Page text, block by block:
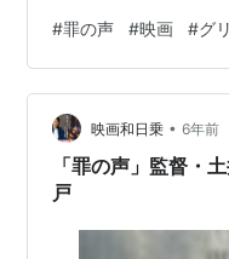
が増えるとは思って
ますし。でも「感染
で咳込む人で恐怖を
人が咳込んでたら即効
鬼滅の刃の大ヒット
か。寒くなってきまし
#罪の声 #映画 #グ
映画和日乗 • 6年前
「罪の声」監督・
戸